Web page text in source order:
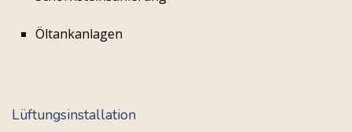
Öltankanlagen
Lüftungsinstallation